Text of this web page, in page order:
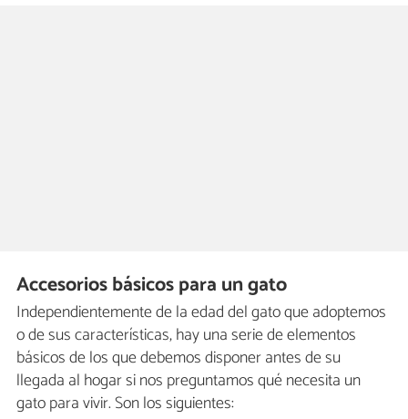
Accesorios básicos para un gato
Independientemente de la edad del gato que adoptemos
o de sus características, hay una serie de elementos
básicos de los que debemos disponer antes de su
llegada al hogar si nos preguntamos qué necesita un
gato para vivir. Son los siguientes: